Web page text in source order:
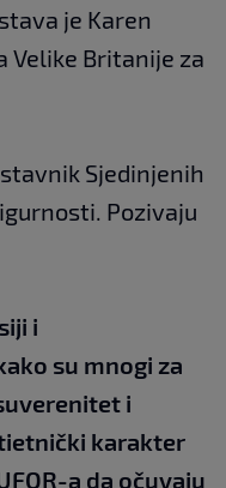
je Karen
Velike Britanije za
Sjedinjenih
Pozivaju
i
su mnogi za
i
karakter
a da očuvaju